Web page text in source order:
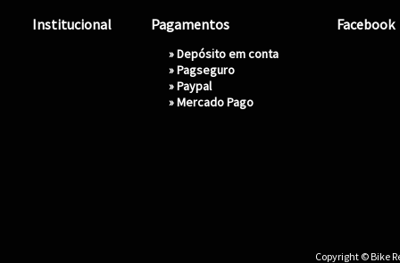
Institucional Pagamentos
» Depósito em conta
»Pagseguro
»Paypal
»Mercado Pago
Facebook
Copyright © Bike